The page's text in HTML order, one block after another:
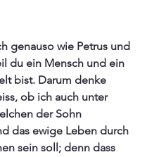
genauso wie Petrus und
du ein Mensch und ein
bist. Darum denke
ob ich auch unter
der Sohn
das ewige Leben durch
sein soll; denn dass